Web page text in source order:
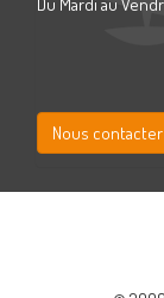
Nous contacter